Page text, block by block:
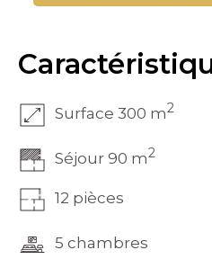
Surface 300 m2
Séjour 90 m2
12 pièces
5 chambres